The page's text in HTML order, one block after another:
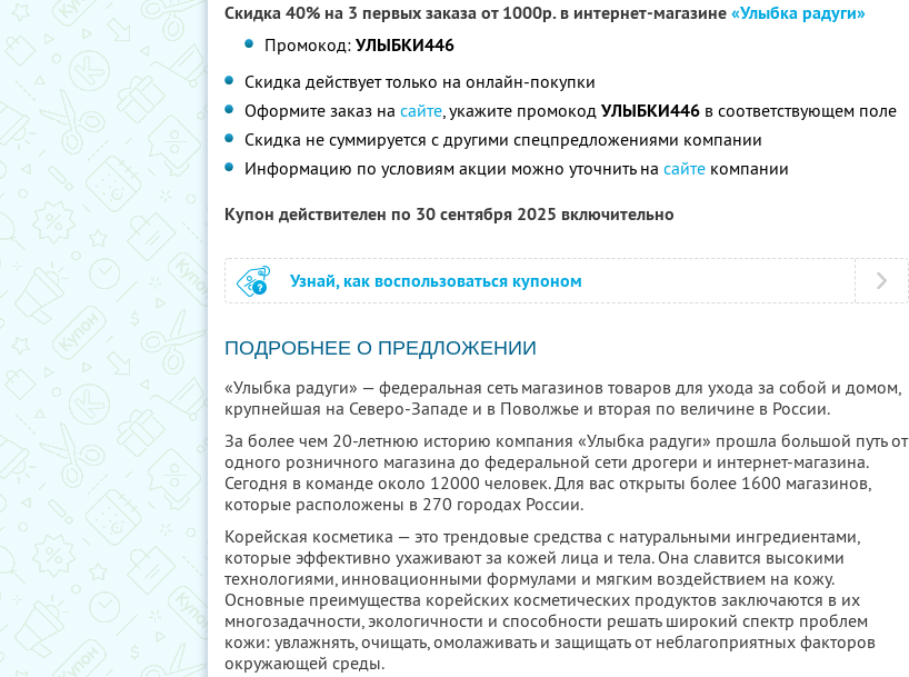
Скидка 40% на 3 первых заказа от 1000р. в интернет-магазине«Улыбка радуги»
Промокод:УЛЫБКИ446
Скидка действует только на онлайн-покупки
Оформите заказ на сайте, укажите промокод УЛЫБКИ446 в соответствующем поле
Скидка не суммируется с другими спецпредложениями компании
Информацию по условиям акции можно уточнить на сайте компании
Купон действителен по 30 сентября 2025 включительно
Узнай, как воспользоваться купоном
ПОДРОБНЕЕ О ПРЕДЛОЖЕНИИ
«Улыбка радуги» — федеральная сеть магазинов товаров для ухода за собой и домом,
крупнейшая на Северо-Западе и в Поволжье и вторая по величине в России.
За более чем 20-летнюю историю компания «Улыбка радуги» прошла большой путь от
одного розничного магазина до федеральной сети дрогери и интернет-магазина.
Сегодня в команде около 12000 человек. Для вас открыты более 1600 магазинов,
которые расположены в 270 городах России.
Корейская косметика — это трендовые средства с натуральными ингредиентами,
которые эффективно ухаживают за кожей лица и тела. Она славится высокими
технологиями, инновационными формулами и мягким воздействием на кожу.
Основные преимущества корейских косметических продуктов заключаются в их
многозадачности, экологичности и способности решать широкий спектр проблем
кожи: увлажнять, очищать, омолаживать и защищать от неблагоприятных факторов
окружающей среды.